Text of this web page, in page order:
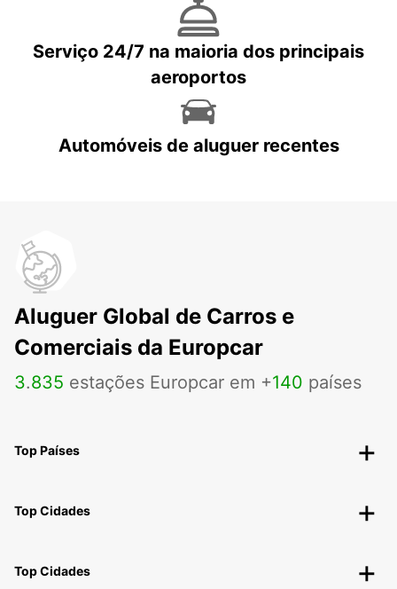
Serviço 24/7 na maioria dos principais
aeroportos
Automóveis de aluguer recentes
Aluguer Global de Carros e
Comerciais da Europcar
3.835 estações Europcar em +140 países
Top Países
Top Cidades
Top Cidades